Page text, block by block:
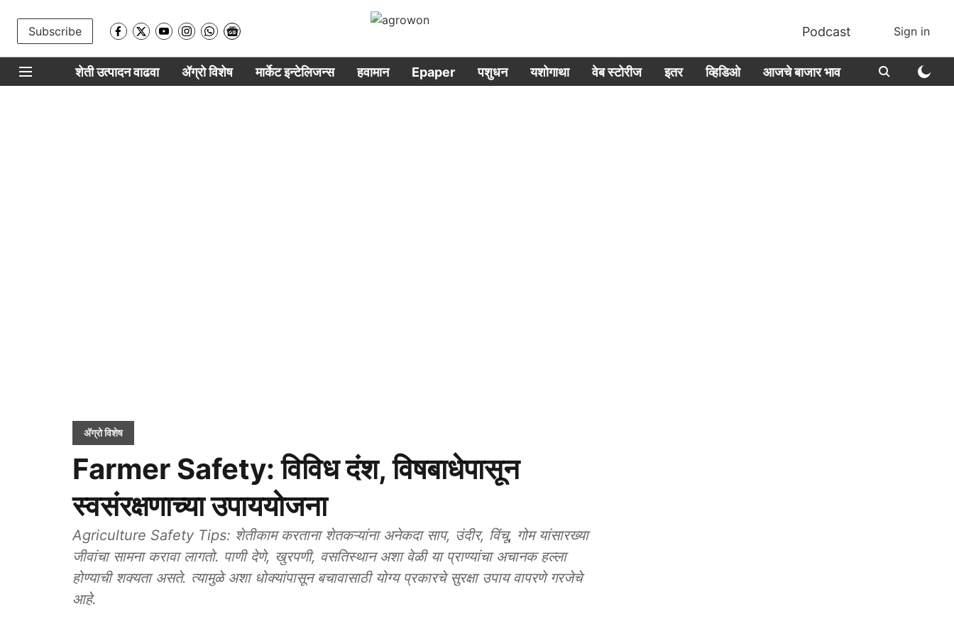
Subscribe Podcast Sign in
शेती उत्पादन वाढवा ॲग्रो विशेष मार्केट इन्टेलिजन्स हवामान Epaper पशुधन यशोगाथा वेब स्टोरीज इतर व्हिडिओ आजचे बाजार भाव
ॲग्रो विशेष
Farmer Safety: विविध दंश, विषबाधेपासून
स्वसंरक्षणाच्या उपाययोजना
Agriculture Safety Tips: शेतीकाम करताना शेतकऱ्यांना अनेकदा साप, उंदीर, विंचू, गोम यांसारख्या
जीवांचा सामना करावा लागतो. पाणी देणे, खुरपणी, वसतिस्थान अशा वेळी या प्राण्यांचा अचानक हल्ला
होण्याची शक्यता असते. त्यामुळे अशा धोक्यांपासून बचावासाठी योग्य प्रकारचे सुरक्षा उपाय वापरणे गरजेचे
आहे.